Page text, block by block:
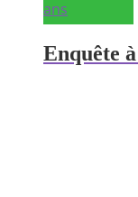
ans
Enquête